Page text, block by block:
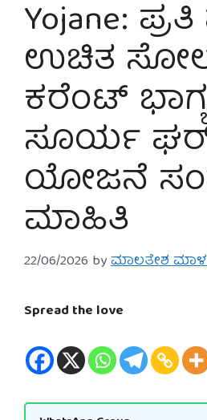
Yojane:
ಉಚಿತ
ಕರೆಂಟ್
ಸೂರ್ಯ
ಯೋಜನೆ
ಮಾಹಿತಿ
22/06/2026 byಮಾಲತೇಶ
Spread the love